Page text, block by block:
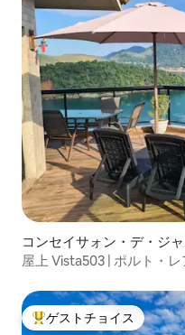
コンセイサォン・デ・ジ
ン・アパート
屋上 Vista503 | ポルト・
大好評のゲストチョイス
ゲストチョイス